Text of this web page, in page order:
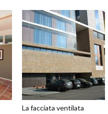
La facciata ventilata